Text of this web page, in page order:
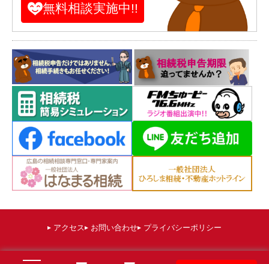
無料相談実施中!!
アクセス お問い合わせ プライバシーポリシー